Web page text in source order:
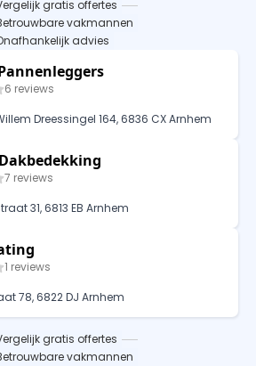
gratis offertes
vakmannen
advies
6 reviews
Dreessingel 164, 6836 CX Arnhem
7 reviews
31, 6813 EB Arnhem
1 reviews
78, 6822 DJ Arnhem
gratis offertes
vakmannen